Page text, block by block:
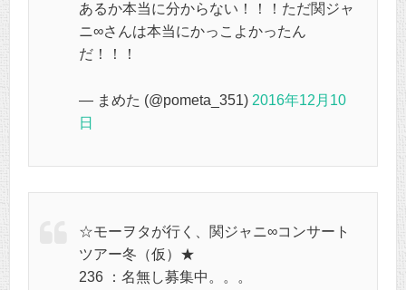
あるか本当に分からない！！！ただ関ジャ
ニ∞さんは本当にかっこよかったん
だ！！！
— まめた (@pometa_351) 2016年12月10
日
☆モーヲタが行く、関ジャニ∞コンサート
ツアー冬（仮）★
236 ：名無し募集中。。。